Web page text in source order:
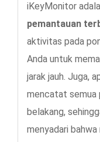
iKeyMonitor
pemantauan
aktivitas pada
Anda untuk
jarak jauh. Juga,
mencatat semua
belakang,
menyadari